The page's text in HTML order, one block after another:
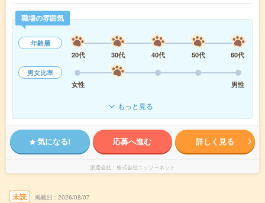
職場の雰囲気
年齢層
20代
30代 40代 50代
60代
男女比率
女性
男性
もっと見る
気になる! 応募へ進む 詳しく見る
派遣会社 株式会社ニッソーネット
未読 掲載日 2026/08/07